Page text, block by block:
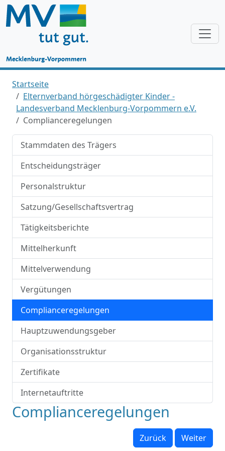
Startseite
Elternverband hörgeschädigter Kinder -
Landesverband Mecklenburg-Vorpommern e.V.
Complianceregelungen
Stammdaten des Trägers
Entscheidungsträger
Personalstruktur
Satzung/Gesellschaftsvertrag
Tätigkeitsberichte
Mittelherkunft
Mittelverwendung
Vergütungen
Complianceregelungen
Hauptzuwendungsgeber
Organisationsstruktur
Zertifikate
Internetauftritte
Complianceregelungen
Zurück Weiter